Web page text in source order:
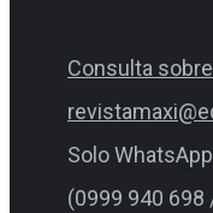
Consulta
Solo WhatsApp
(0999 940 698